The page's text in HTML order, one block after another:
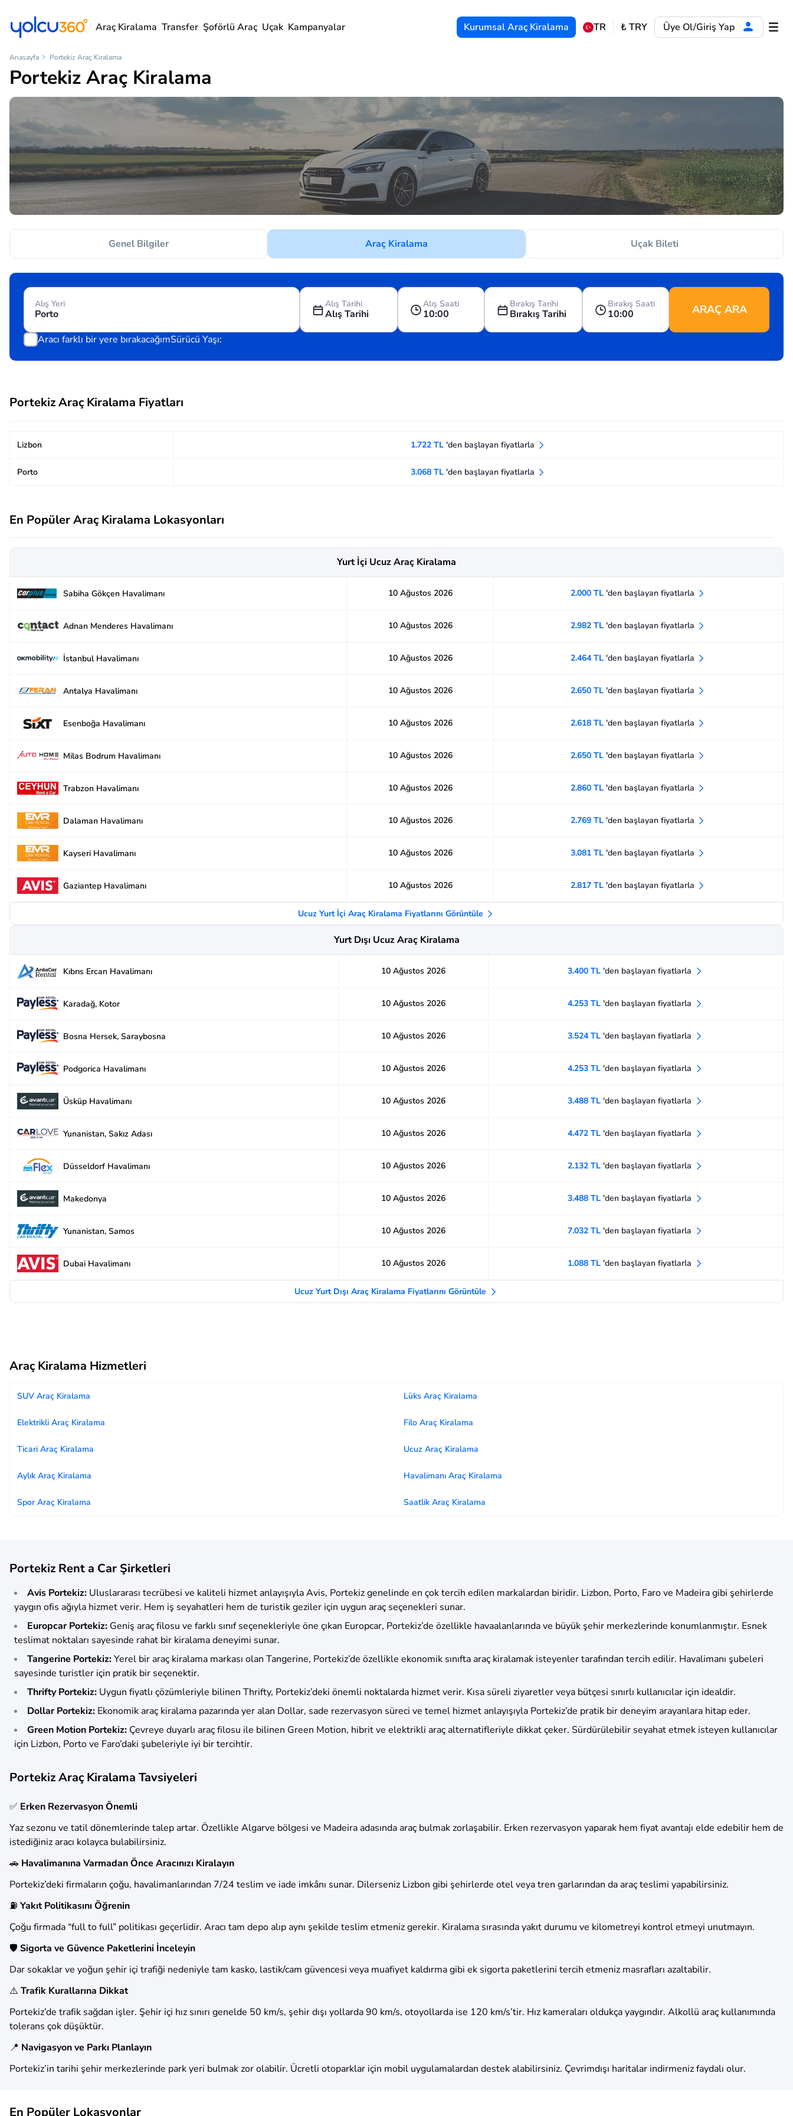
Araç Kiralama Transfer Şoförlü Araç Uçak Kampanyalar Kurumsal Araç Kiralama TR ₺ TRY Üye Ol/Giriş Yap
Anasayfa Portekiz Araç Kiralama
Portekiz Araç Kiralama
Genel Bilgiler Araç Kiralama Uçak Bileti
Alış Yeri Alış Tarihi
Alış Tarihi
Alış Saati
10:00
Bırakış Tarihi
Bırakış Tarihi
Bırakış Saati
10:00 ARAÇ ARA
Aracı farklı bir yere bırakacağımSürücü Yaşı:
Portekiz Araç Kiralama Fiyatları
Lizbon 1.722 TL 'den başlayan fiyatlarla
Porto 3.068 TL 'den başlayan fiyatlarla
En Popüler Araç Kiralama Lokasyonları
Yurt İçi Ucuz Araç Kiralama
Sabiha Gökçen Havalimanı 10 Ağustos 2026 2.000 TL 'den başlayan fiyatlarla
Adnan Menderes Havalimanı 10 Ağustos 2026 2.982 TL 'den başlayan fiyatlarla
İstanbul Havalimanı 10 Ağustos 2026 2.464 TL 'den başlayan fiyatlarla
Antalya Havalimanı 10 Ağustos 2026 2.650 TL 'den başlayan fiyatlarla
Esenboğa Havalimanı 10 Ağustos 2026 2.618 TL 'den başlayan fiyatlarla
Milas Bodrum Havalimanı 10 Ağustos 2026 2.650 TL 'den başlayan fiyatlarla
Trabzon Havalimanı 10 Ağustos 2026 2.860 TL 'den başlayan fiyatlarla
Dalaman Havalimanı 10 Ağustos 2026 2.769 TL 'den başlayan fiyatlarla
Kayseri Havalimanı 10 Ağustos 2026 3.081 TL 'den başlayan fiyatlarla
Gaziantep Havalimanı 10 Ağustos 2026 2.817 TL 'den başlayan fiyatlarla
Ucuz Yurt İçi Araç Kiralama Fiyatlarını Görüntüle
Yurt Dışı Ucuz Araç Kiralama
Kıbrıs Ercan Havalimanı 10 Ağustos 2026 3.400 TL'den başlayan fiyatlarla
Karadağ, Kotor 10 Ağustos 2026 4.253 TL'den başlayan fiyatlarla
Bosna Hersek, Saraybosna 10 Ağustos 2026 3.524 TL'den başlayan fiyatlarla
Podgorica Havalimanı 10 Ağustos 2026 4.253 TL'den başlayan fiyatlarla
Üsküp Havalimanı 10 Ağustos 2026 3.488 TL'den başlayan fiyatlarla
Yunanistan, Sakız Adası 10 Ağustos 2026 4.472 TL'den başlayan fiyatlarla
Düsseldorf Havalimanı 10 Ağustos 2026 2.132 TL'den başlayan fiyatlarla
Makedonya 10 Ağustos 2026 3.488 TL'den başlayan fiyatlarla
Yunanistan, Samos 10 Ağustos 2026 7.032 TL'den başlayan fiyatlarla
Dubai Havalimanı 10 Ağustos 2026 1.088 TL'den başlayan fiyatlarla
Ucuz Yurt Dışı Araç Kiralama Fiyatlarını Görüntüle
Araç Kiralama Hizmetleri
SUV Araç Kiralama Lüks Araç Kiralama
Elektrikli Araç Kiralama Filo Araç Kiralama
Ticari Araç Kiralama Ucuz Araç Kiralama
Aylık Araç Kiralama Havalimanı Araç Kiralama
Spor Araç Kiralama Saatlik Araç Kiralama
Portekiz Rent a Car Şirketleri
Avis Portekiz: Uluslararası tecrübesi ve kaliteli hizmet anlayışıyla Avis, Portekiz genelinde en çok tercih edilen markalardan biridir. Lizbon, Porto, Faro ve Madeira gibi şehirlerde
yaygın ofis ağıyla hizmet verir. Hem iş seyahatleri hem de turistik geziler için uygun araç seçenekleri sunar.
Europcar Portekiz: Geniş araç filosu ve farklı sınıf seçenekleriyle öne çıkan Europcar, Portekiz’de özellikle havaalanlarında ve büyük şehir merkezlerinde konumlanmıştır. Esnek
teslimat noktaları sayesinde rahat bir kiralama deneyimi sunar.
Tangerine Portekiz:Yerel bir araç kiralama markası olan Tangerine, Portekiz’de özellikle ekonomik sınıfta araç kiralamak isteyenler tarafından tercih edilir. Havalimanı şubeleri
sayesinde turistler için pratik bir seçenektir.
Thrifty Portekiz: Uygun fiyatlı çözümleriyle bilinen Thrifty, Portekiz’deki önemli noktalarda hizmet verir. Kısa süreli ziyaretler veya bütçesi sınırlı kullanıcılar için idealdir.
Dollar Portekiz: Ekonomik araç kiralama pazarında yer alan Dollar, sade rezervasyon süreci ve temel hizmet anlayışıyla Portekiz’de pratik bir deneyim arayanlara hitap eder.
Green Motion Portekiz: Çevreye duyarlı araç filosu ile bilinen Green Motion, hibrit ve elektrikli araç alternatifleriyle dikkat çeker. Sürdürülebilir seyahat etmek isteyen kullanıcılar
için Lizbon, Porto ve Faro’daki şubeleriyle iyi bir tercihtir.
Portekiz Araç Kiralama Tavsiyeleri
✅ Erken Rezervasyon Önemli
Yaz sezonu ve tatil dönemlerinde talep artar. Özellikle Algarve bölgesi ve Madeira adasında araç bulmak zorlaşabilir. Erken rezervasyon yaparak hem fiyat avantajı elde edebilir hem de
istediğiniz aracı kolayca bulabilirsiniz.
🚗 Havalimanına Varmadan Önce Aracınızı Kiralayın
Portekiz’deki firmaların çoğu, havalimanlarından 7/24 teslim ve iade imkânı sunar. Dilerseniz Lizbon gibi şehirlerde otel veya tren garlarından da araç teslimi yapabilirsiniz.
⛽ Yakıt Politikasını Öğrenin
Çoğu firmada “full to full” politikası geçerlidir. Aracı tam depo alıp aynı şekilde teslim etmeniz gerekir. Kiralama sırasında yakıt durumu ve kilometreyi kontrol etmeyi unutmayın.
🛡️ Sigorta ve Güvence Paketlerini İnceleyin
Dar sokaklar ve yoğun şehir içi trafiği nedeniyle tam kasko, lastik/cam güvencesi veya muafiyet kaldırma gibi ek sigorta paketlerini tercih etmeniz masrafları azaltabilir.
⚠️ Trafik Kurallarına Dikkat
Portekiz’de trafik sağdan işler. Şehir içi hız sınırı genelde 50 km/s, şehir dışı yollarda 90 km/s, otoyollarda ise 120 km/s’tir. Hız kameraları oldukça yaygındır. Alkollü araç kullanımında
tolerans çok düşüktür.
📍 Navigasyon ve Parkı Planlayın
Portekiz’in tarihi şehir merkezlerinde park yeri bulmak zor olabilir. Ücretli otoparklar için mobil uygulamalardan destek alabilirsiniz. Çevrimdışı haritalar indirmeniz faydalı olur.
En Popüler Lokasyonlar